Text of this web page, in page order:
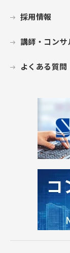
採用情報
講師・コンサ
よくある質問